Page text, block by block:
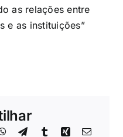
as relações entre
e as instituições”